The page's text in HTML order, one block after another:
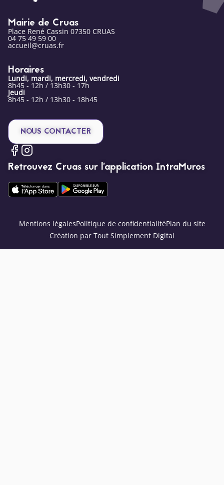
Mairie de Cruas
Place René Cassin 07350 CRUAS
04 75 49 59 00
accueil@cruas.fr
Horaires
Lundi, mardi, mercredi, vendredi
8h45 - 12h / 13h30 - 17h
Jeudi
8h45 - 12h / 13h30 - 18h45
NOUS CONTACTER
Retrouvez Cruas sur l’application IntraMuros
Mentions légalesPolitique de confidentialitéPlan du site
Création par Tout Simplement Digital